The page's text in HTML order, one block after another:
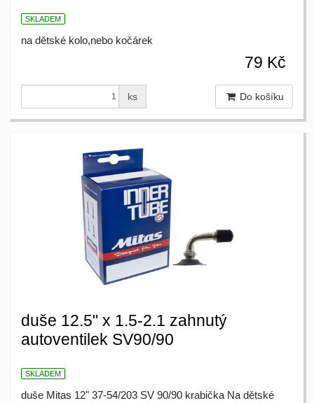
SKLADEM
na dětské kolo,nebo kočárek
79 Kč
ks Do košíku
duše 12.5" x 1.5-2.1 zahnutý
autoventilek SV90/90
SKLADEM
duše Mitas 12" 37-54/203 SV 90/90 krabička Na dětské